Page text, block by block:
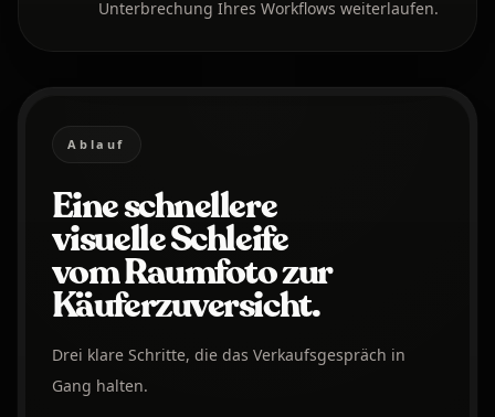
Unterbrechung Ihres Workflows weiterlaufen.
Ablauf
Eine schnellere
visuelle Schleife
vom Raumfoto zur
Käuferzuversicht.
Drei klare Schritte, die das Verkaufsgespräch in
Gang halten.